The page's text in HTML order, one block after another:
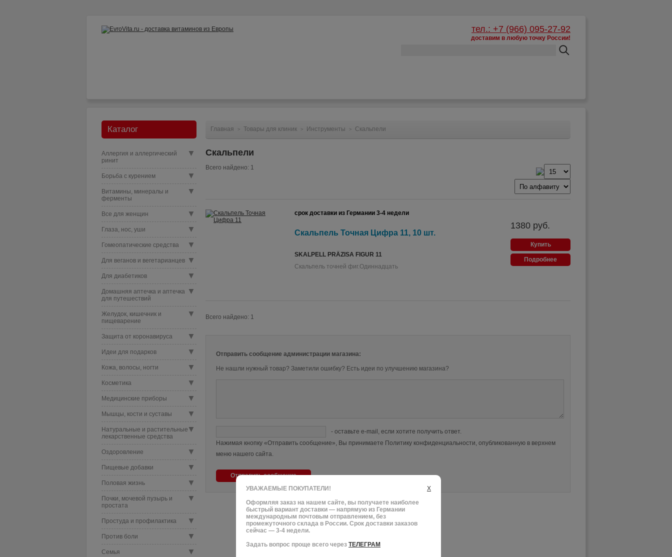
тел.: +7 (966) 095-27-92
доставим в любую точку России!
X
УВАЖАЕМЫЕ ПОКУПАТЕЛИ!
Оформляя заказ на нашем сайте, вы получаете наиболее
быстрый вариант доставки — напрямую из Германии
международным почтовым отправлением, без
промежуточного склада в России. Срок доставки заказов
сейчас — 3-4 недели.
Задать вопрос проще всего через ТЕЛЕГРАМ
Главная > Товары для клиник > Инструменты > Скальпели
Скальпели
Всего найдено: 1
срок доставки из Германии 3-4 недели
Скальпель Точная Цифра 11, 10 шт.
SKALPELL PRÄZISA FIGUR 11
Скальпель точней фиг.Одиннадцать
1380 руб.
Купить
Подробнее
Всего найдено: 1
Отправить сообщение администрации магазина:
Не нашли нужный товар? Заметили ошибку? Есть идеи по улучшению магазина?
- оставьте e-mail, если хотите получить ответ.
Нажимая кнопку «Отправить сообщение», Вы принимаете Политику конфиденциальности, опубликованную в верхнем
меню нашего сайта.
Отправить сообщение
Каталог
▼
Аллергия и аллергический
ринит
▼
Борьба с курением
▼
Витамины, минералы и
ферменты
▼
Все для женщин
▼
Глаза, нос, уши
▼
Гомеопатические средства
▼
Для веганов и вегетарианцев
▼
Для диабетиков
▼
Домашняя аптечка и аптечка
для путешествий
▼
Желудок, кишечник и
пищеварение
▼
Защита от коронавируса
▼
Идеи для подарков
▼
Кожа, волосы, ногти
▼
Косметика
▼
Медицинские приборы
▼
Мышцы, кости и суставы
▼
Натуральные и растительные
лекарственные средства
▼
Оздоровление
▼
Пищевые добавки
▼
Половая жизнь
▼
Почки, мочевой пузырь и
простата
▼
Простуда и профилактика
▼
Против боли
▼
Семья